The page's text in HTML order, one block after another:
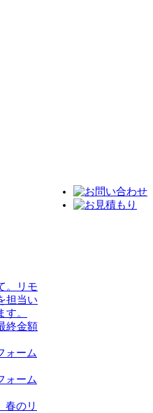
。リモ
担当い
。
終金額
ォーム
ォーム
春のリ